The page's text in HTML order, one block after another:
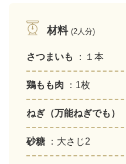
材料 (2人分)
さつまいも ：１本
鶏もも肉 ：1枚
ねぎ（万能ねぎでも）
砂糖 ：大さじ2